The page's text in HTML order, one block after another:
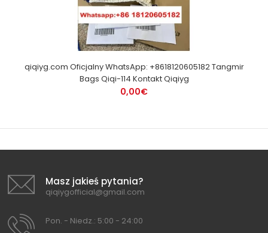
qiqiyg.com Oficjalny WhatsApp: +8618120605182 Tangmir
Bags Qiqi-114 Kontakt Qiqiyg
0,00€
Masz jakieś pytania?
qiqiygofficial@gmail.com
Pon. - Niedz.: 5:00 - 24:00